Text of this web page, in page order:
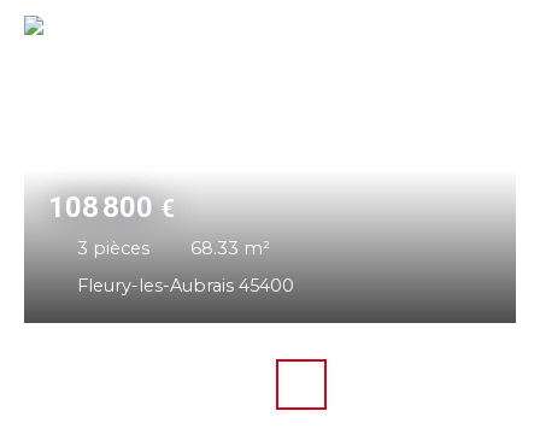
108 800€
3 pièces 68.33 m²
Fleury-les-Aubrais 45400